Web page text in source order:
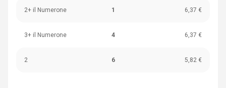
2+ il Numerone 1 6,37 €
3+ il Numerone 4 6,37 €
2 6 5,82 €